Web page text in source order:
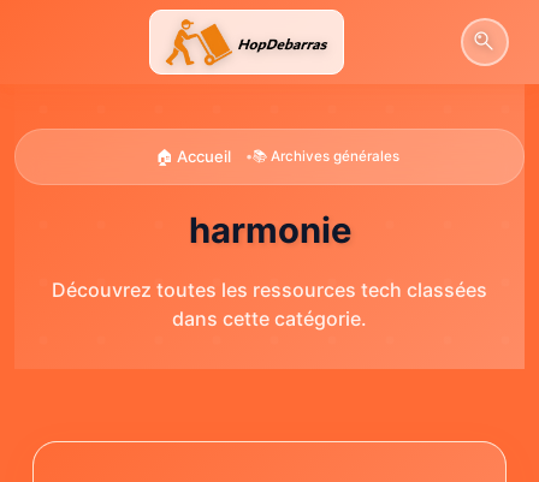
🏠 Accueil •📚 Archives générales
harmonie
Découvrez toutes les ressources tech classées
dans cette catégorie.